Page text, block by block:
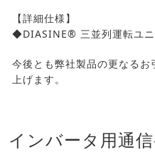
【詳細仕様】
◆DIASINE® 三並列運転ユニ
今後とも弊社製品の更なる
上げます。
インバータ用通